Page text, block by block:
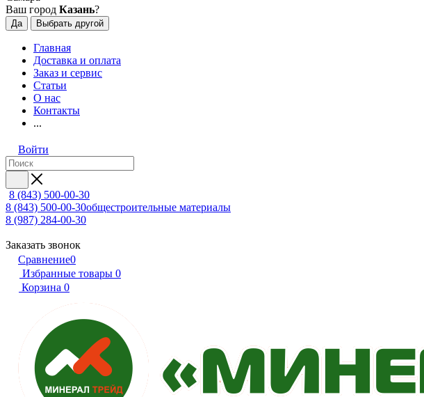
Ваш город Казань?
Да Выбрать другой
Главная
Доставка и оплата
Заказ и сервис
Статьи
О нас
Контакты
...
Войти
8 (843) 500-00-30
8 (843) 500-00-30общестроительные материалы
8 (987) 284-00-30
Заказать звонок
Сравнение0
Избранные товары 0
Корзина 0